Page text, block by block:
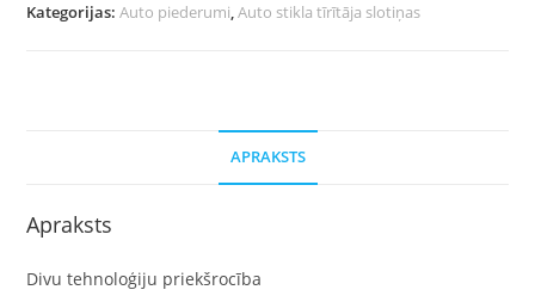
Kategorijas:Auto piederumi,Auto stikla tīrītāja slotiņas
APRAKSTS
Apraksts
Divu tehnoloģiju priekšrocība